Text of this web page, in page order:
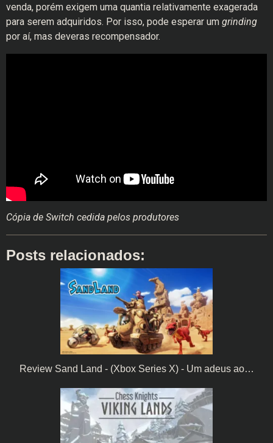
venda, porém exigem uma quantia relativamente exagerada
para serem adquiridos. Por isso, pode esperar um grinding
por aí, mas deveras recompensador.
Cópia de Switch cedida pelos produtores
Posts relacionados:
Review Sand Land - (Xbox Series X) - Um adeus ao…